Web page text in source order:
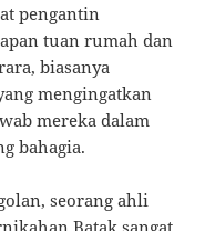
pengantin
tuan rumah dan
biasanya
mengingatkan
mereka dalam
bahagia.
seorang ahli